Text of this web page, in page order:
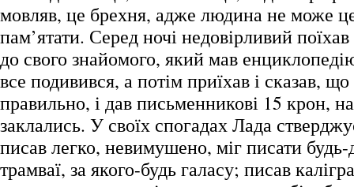
мовляв, це брехня, адже людина не може
пам’ятати. Серед ночі недовірливий
до свого знайомого, який мав
все подивився, а потім приїхав і сказав,
правильно, і дав письменникові 15 крон,
заклались. У своїх спогадах Лада
писав легко, невимушено, міг писати будь-
трамваї, за якого-будь галасу; писав